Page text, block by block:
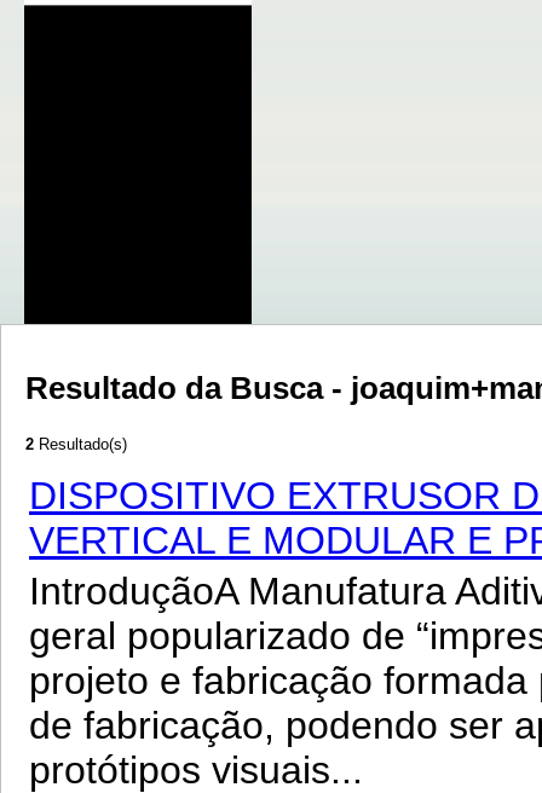
Resultado da Busca -
2 Resultado(s)
DISPOSITIVO EXTRUSOR
VERTICAL E MODULAR E
IntroduçãoA Manufatura
geral popularizado de
projeto e fabricação
de fabricação, podendo ser
protótipos visuais...